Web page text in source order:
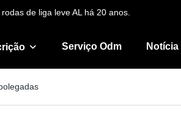
de liga leve AL há 20 anos.
Serviço Odm Notícia